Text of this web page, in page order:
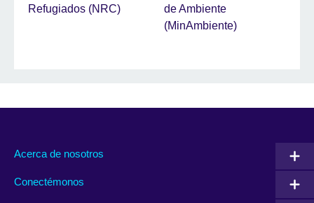
Acerca de nosotros
Conectémonos